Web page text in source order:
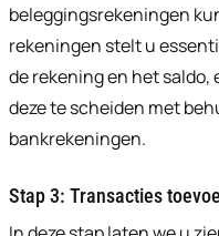
beleggingsrekeningen
rekeningen stelt u
de rekening en het
deze te scheiden met
bankrekeningen.
Stap 3: Transacties